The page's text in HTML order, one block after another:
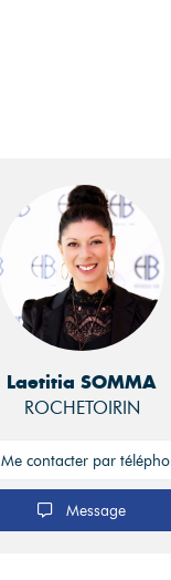
Laetitia SOMMA
ROCHETOIRIN
Me contacter par
Message